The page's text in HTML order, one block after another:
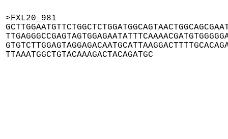
>FXL20_981
TTAAATGGCTGTACAAAGACTACAGATGC